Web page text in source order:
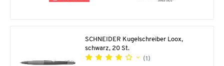
SCHNEIDER Kugelschreiber Loox,
schwarz, 20 St.
(1)